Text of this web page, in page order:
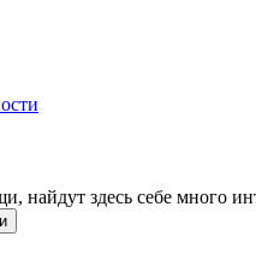
здесь себе много